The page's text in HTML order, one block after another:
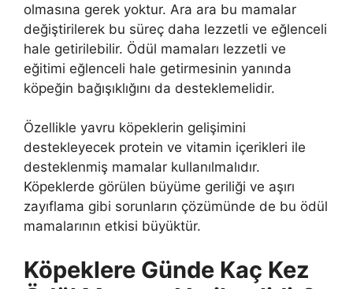
olmasına gerek yoktur. Ara ara bu mamalar
değiştirilerek bu süreç daha lezzetli ve eğlenceli
hale getirilebilir. Ödül mamaları lezzetli ve
eğitimi eğlenceli hale getirmesinin yanında
köpeğin bağışıklığını da desteklemelidir.
Özellikle yavru köpeklerin gelişimini
destekleyecek protein ve vitamin içerikleri ile
desteklenmiş mamalar kullanılmalıdır.
Köpeklerde görülen büyüme geriliği ve aşırı
zayıflama gibi sorunların çözümünde de bu ödül
mamalarının etkisi büyüktür.
Köpeklere Günde Kaç Kez